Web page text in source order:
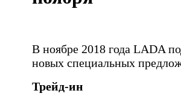
В ноябре 2018 года LADA
новых специальных
Трейд-ин